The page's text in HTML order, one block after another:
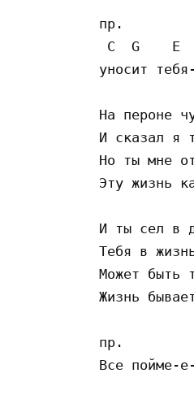
пр.
C  G    E
уносит
На пероне
И сказал я
Но ты мне
Эту жизнь
И ты сел в
Тебя в
Может быть
Жизнь
пр.